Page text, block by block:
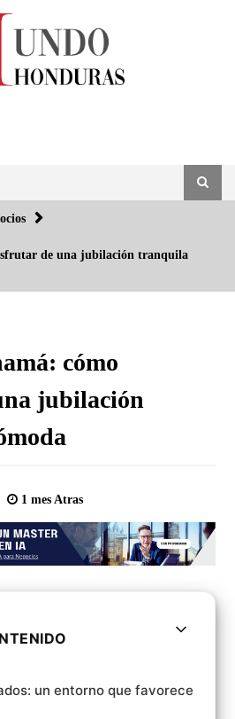
de una jubilación tranquila
cómo
jubilación
1 mes Atras
un entorno que favorece